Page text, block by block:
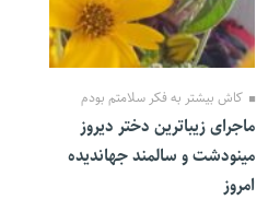
10 مهر 1401
کاش بیشتر به فکر سلامتم بودم
ماجرای زیباترین دختر دیروز
مینودشت و سالمند جهاندیده
امروز